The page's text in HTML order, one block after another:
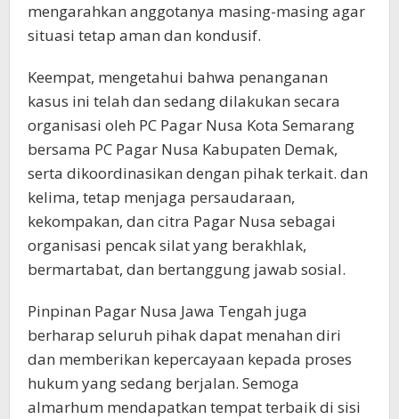
mengarahkan anggotanya masing-masing agar
situasi tetap aman dan kondusif.
Keempat, mengetahui bahwa penanganan
kasus ini telah dan sedang dilakukan secara
organisasi oleh PC Pagar Nusa Kota Semarang
bersama PC Pagar Nusa Kabupaten Demak,
serta dikoordinasikan dengan pihak terkait. dan
kelima, tetap menjaga persaudaraan,
kekompakan, dan citra Pagar Nusa sebagai
organisasi pencak silat yang berakhlak,
bermartabat, dan bertanggung jawab sosial.
Pinpinan Pagar Nusa Jawa Tengah juga
berharap seluruh pihak dapat menahan diri
dan memberikan kepercayaan kepada proses
hukum yang sedang berjalan. Semoga
almarhum mendapatkan tempat terbaik di sisi